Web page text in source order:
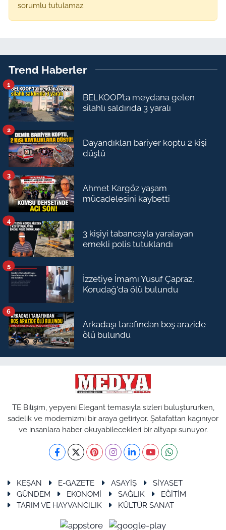
sorumlu tutulamaz.
Trend Haberler
BELKOOP’ta meydana gelen
silahlı saldırıda 3 yaralı
1
Dayandıkları bariyer koptu 2 kişi
düştü
2
Ahmet Kargöz yaşam
mücadelesini kaybetti
3
3 kişiyi tabancayla yaralayan
emekli polis tutuklandı
4
İzzetiye İmamı Yusuf Çapraz,
Korudağ'da ölü bulundu
5
Arkadaşı tarafından boş arazide
ölü bulundu
6
TE Bilişim, yepyeni Elegant temasıyla sizleri buluştururken,
sadelik ve modernizmi bir araya getiriyor. Şatafattan kaçınıyor
ve insanlara haber okuyabilecekleri bir altyapı sunuyor.
KEŞAN E-GAZETE ASAYİŞ
SİYASET
GÜNDEM
EKONOMİ SAĞLIK
EĞİTİM
TARIM VE HAYVANCILIK
KÜLTÜR SANAT